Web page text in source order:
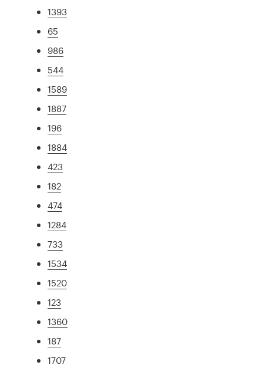
1393
65
986
544
1589
1887
196
1884
423
182
474
1284
733
1534
1520
123
1360
187
1707